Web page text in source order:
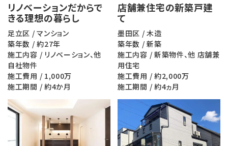
リノベーションだからで
きる理想の暮らし
足立区 / マンション
築年数 / 約27年
施工内容 / リノベーション、他
自社物件
施工費用 / 1,000万
施工期間 / 約4か月
店舗兼住宅の新築戸建
て
墨田区 / 木造
築年数 / 新築
施工内容 / 新築物件、他 店舗兼
用住宅
施工費用 / 約2,000万
施工期間 / 約4ヵ月